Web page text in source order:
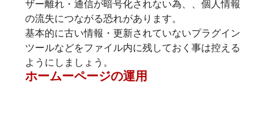
ザー離れ・通信が暗号化されない為、、個人情報
の流失につながる恐れがあります。
基本的に古い情報・更新されていないプラグイン
ツールなどをファイル内に残しておく事は控える
ようにしましょう。
ホームーページの運用